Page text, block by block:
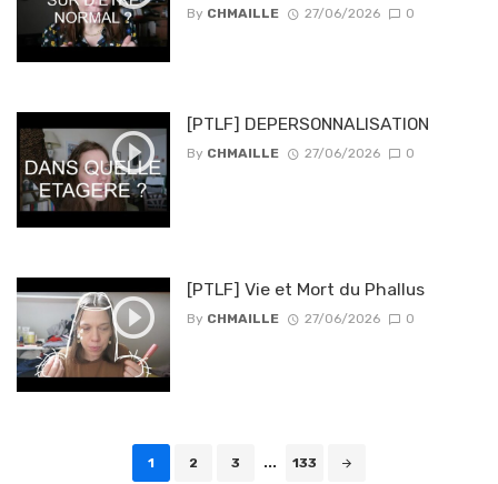
By CHMAILLE 27/06/2026 0
[PTLF] DEPERSONNALISATION
By CHMAILLE 27/06/2026 0
[PTLF] Vie et Mort du Phallus
By CHMAILLE 27/06/2026 0
Posts navigation
1 2 3 ... 133